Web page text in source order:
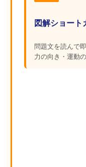
図解ショート
問題文を読んで
力の向き・運動